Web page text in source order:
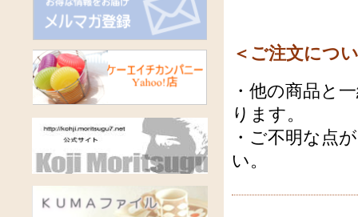
＜ご注文につ
・他の商品と
ります。
・ご不明な点
い。